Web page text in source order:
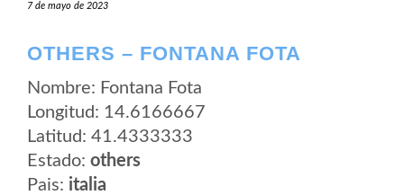
7 de mayo de 2023
OTHERS – FONTANA FOTA
Nombre: Fontana Fota
Longitud: 14.6166667
Latitud: 41.4333333
Estado: others
Pais: italia